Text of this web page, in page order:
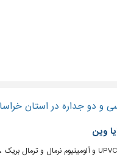
وین